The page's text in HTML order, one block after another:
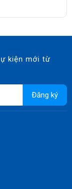
kiện mới từ
Đăng ký